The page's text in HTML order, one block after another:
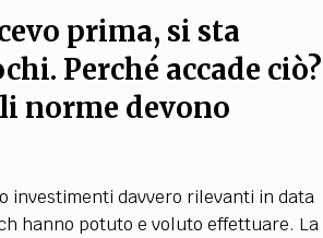
prima, si sta
Perché accade ciò?
norme devono
investimenti davvero rilevanti in data
hanno potuto e voluto effettuare. La